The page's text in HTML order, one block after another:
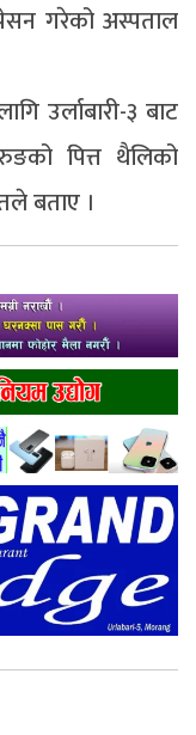
गरेको अस्पताल
उर्लाबारी-३ बाट
पित्त थैलिको
बताए ।